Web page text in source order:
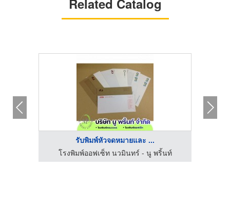
Related Catalog
รับพิมพ์หัวจดหมายและ ...
โรงพิมพ์ออฟเซ็ท นวมินทร์ - นู พริ้นท์